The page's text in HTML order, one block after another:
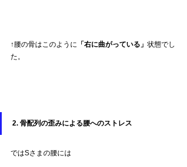
↑腰の骨はこのように 「右に曲がっている」 状態でし
た。
2. 骨配列の歪みによる腰へのストレス
ではSさまの腰には